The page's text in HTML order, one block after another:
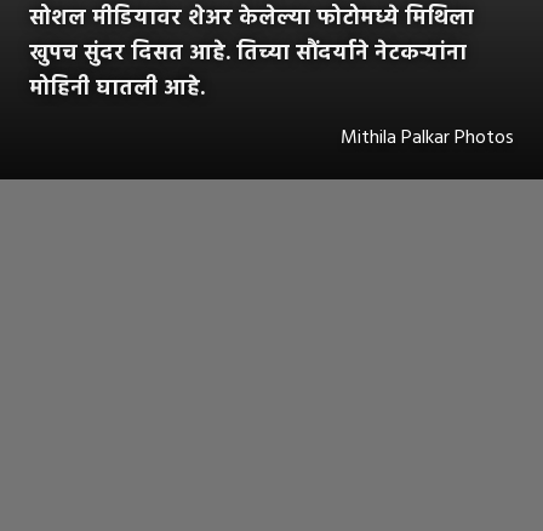
सोशल मीडियावर शेअर केलेल्या फोटोमध्ये मिथिला
खुपच सुंदर दिसत आहे. तिच्या सौंदर्याने नेटकऱ्यांना
मोहिनी घातली आहे.
Mithila Palkar Photos